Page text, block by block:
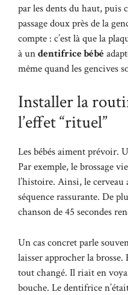
par les dents du haut, puis
passage doux près de la
compte : c’est là que la
à undentifrice bébé
même quand les gencives
Installer la
l’effet “rituel”
Les bébés aiment prévoir.
Par exemple, le brossage
l’histoire. Ainsi, le cerveau
séquence rassurante. De
chanson de 45 secondes
Un cas concret parle
laisser approcher la
tout changé. Il riait en
bouche. Le dentifrice